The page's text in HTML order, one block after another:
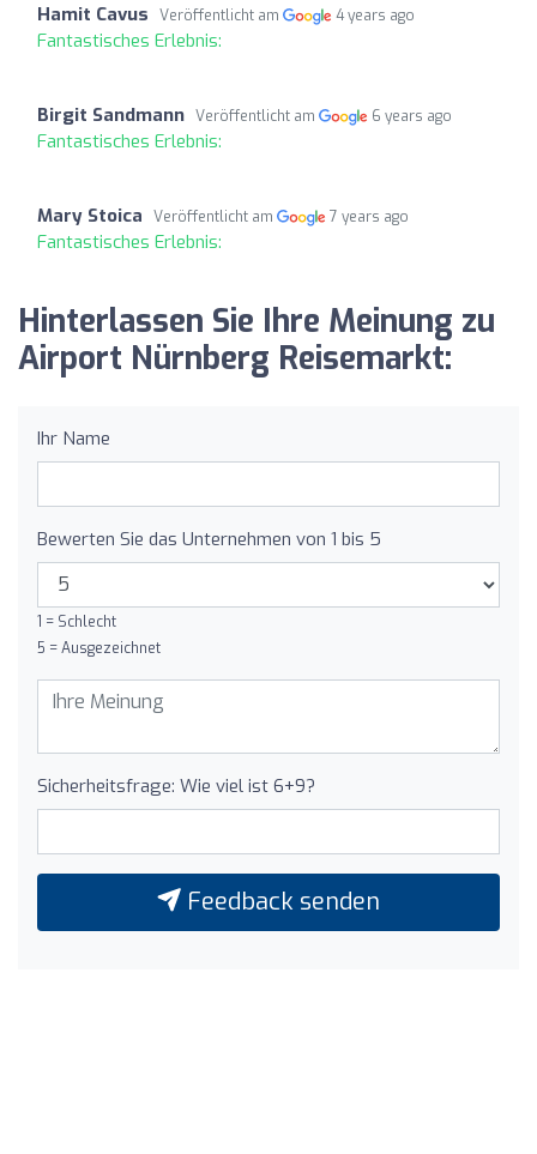
Hamit Cavus Veröffentlicht am 4 years ago
Fantastisches Erlebnis:
Birgit Sandmann Veröffentlicht am 6 years ago
Fantastisches Erlebnis:
Mary Stoica Veröffentlicht am 7 years ago
Fantastisches Erlebnis:
Hinterlassen Sie Ihre Meinung zu
Airport Nürnberg Reisemarkt:
Ihr Name
Bewerten Sie das Unternehmen von 1 bis 5
1 = Schlecht
5 = Ausgezeichnet
Sicherheitsfrage: Wie viel ist 6+9?
Feedback senden